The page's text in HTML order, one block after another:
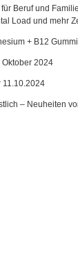
Beruf und
Load und mehr
+ B12
2024
11.10.2024
– Neuheiten